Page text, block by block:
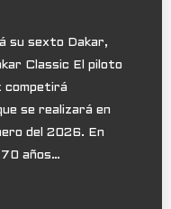
su sexto Dakar,
Classic El piloto
competirá
se realizará en
del 2026. En
70 años…